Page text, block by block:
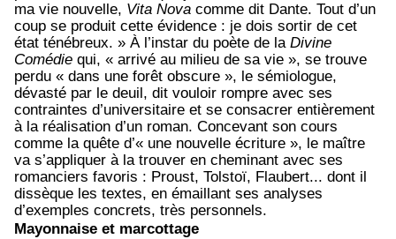
ma vie nouvelle, Vita Nova comme dit Dante. Tout d’un
coup se produit cette évidence : je dois sortir de cet
état ténébreux. » À l’instar du poète de la Divine
Comédie qui, « arrivé au milieu de sa vie », se trouve
perdu « dans une forêt obscure », le sémiologue,
dévasté par le deuil, dit vouloir rompre avec ses
contraintes d’universitaire et se consacrer entièrement
à la réalisation d’un roman. Concevant son cours
comme la quête d’« une nouvelle écriture », le maître
va s’appliquer à la trouver en cheminant avec ses
romanciers favoris : Proust, Tolstoï, Flaubert... dont il
dissèque les textes, en émaillant ses analyses
d’exemples concrets, très personnels.
Mayonnaise et marcottage